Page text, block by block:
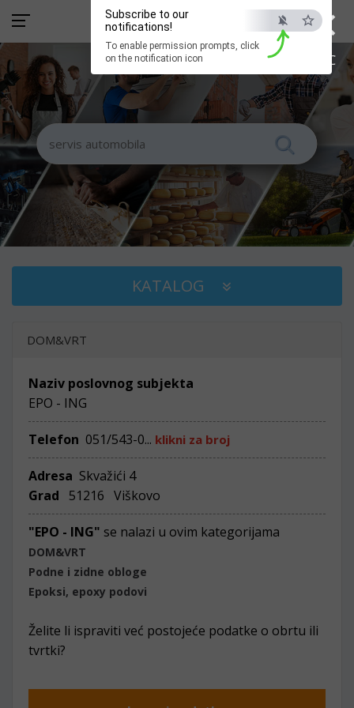
×
ESC
Subscribe to our
notifications!
To enable permission prompts, click
on the notification icon
KATALOG
DOM&VRT
Naziv poslovnog subjekta
EPO - ING
Telefon 051/543-0... klikni za broj
Adresa Skvažići 4
Grad
51216 Viškovo
"EPO - ING" se nalazi u ovim kategorijama
DOM&VRT
Podne i zidne obloge
Epoksi, epoxy podovi
Želite li ispraviti već postojeće podatke o obrtu ili
tvrtki?